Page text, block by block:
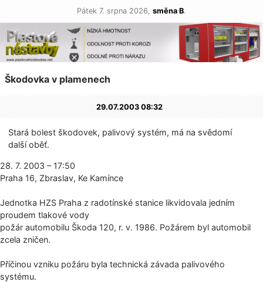
Pátek 7. srpna 2026, směna B.
Škodovka v plamenech
29.07.2003 08:32
Stará bolest škodovek, palivový systém, má na svědomí
další oběť.
28. 7. 2003 – 17:50
Praha 16, Zbraslav, Ke Kamínce
Jednotka HZS Praha z radotínské stanice likvidovala jedním
proudem tlakové vody
požár automobilu Škoda 120, r. v. 1986. Požárem byl automobil
zcela zničen.
Příčinou vzniku požáru byla technická závada palivového
systému.